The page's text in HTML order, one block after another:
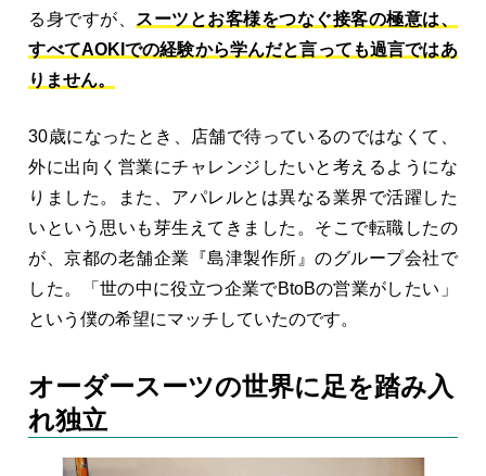
る身ですが、 スーツとお客様をつなぐ接客の極意は、
すべてAOKIでの経験から学んだと言っても過言ではあ
りません。
30歳になったとき、店舗で待っているのではなくて、
外に出向く営業にチャレンジしたいと考えるようにな
りました。また、アパレルとは異なる業界で活躍した
いという思いも芽生えてきました。そこで転職したの
が、京都の老舗企業『島津製作所』のグループ会社で
した。「世の中に役立つ企業でBtoBの営業がしたい」
という僕の希望にマッチしていたのです。
オーダースーツの世界に足を踏み入
れ独立